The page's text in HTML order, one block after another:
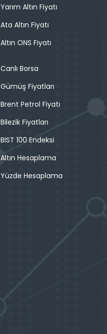
Yarım Altın Fiyatı
Ata Altın Fiyatı
Altın ONS Fiyatı
Canlı Borsa
Gümüş Fiyatları
Brent Petrol Fiyatı
Bilezik Fiyatları
BIST 100 Endeksi
Altın Hesaplama
Yüzde Hesaplama